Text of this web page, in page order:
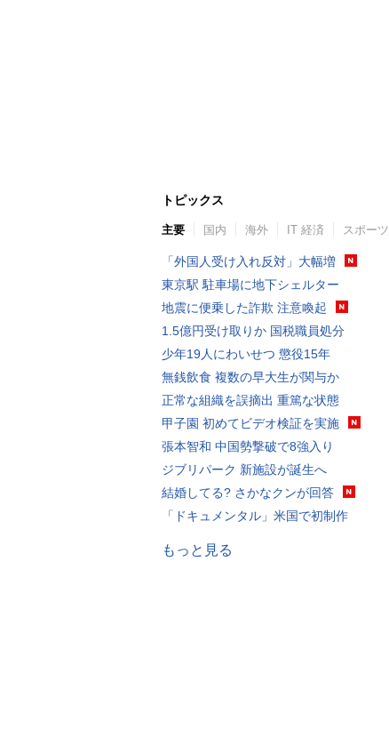
トピックス
主要 国内 海外 IT 経済 スポーツ
「外国人受け入れ反対」大幅増
東京駅 駐車場に地下シェルター
地震に便乗した詐欺 注意喚起
1.5億円受け取りか 国税職員処分
少年19人にわいせつ 懲役15年
無銭飲食 複数の早大生が関与か
正常な組織を誤摘出 重篤な状態
甲子園 初めてビデオ検証を実施
張本智和 中国勢撃破で8強入り
ジブリパーク 新施設が誕生へ
結婚してる? さかなクンが回答
「ドキュメンタル」米国で初制作
もっと見る